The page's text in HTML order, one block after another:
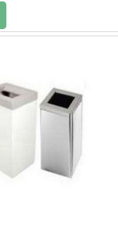
e de quatro rodas,
de 120 l,
em segmentos
- Hotéis; -
Restaurantes; -